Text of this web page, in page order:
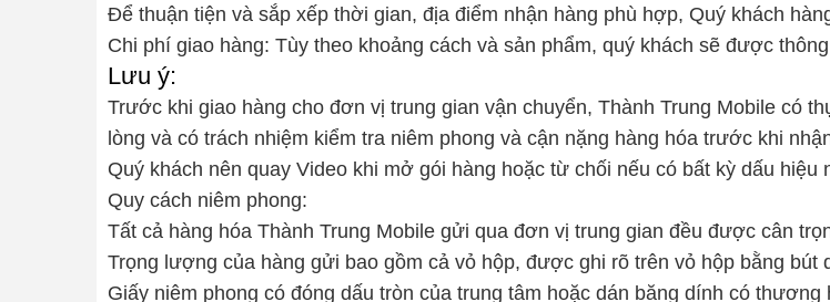
Để thuận tiện và sắp xếp thời gian, địa điểm nhận hàng phù hợp, Quý khách
Chi phí giao hàng: Tùy theo khoảng cách và sản phẩm, quý khách sẽ được
Lưu ý:
Trước khi giao hàng cho đơn vị trung gian vận chuyển, Thành Trung Mobile có
lòng và có trách nhiệm kiểm tra niêm phong và cận nặng hàng hóa trước khi
Quý khách nên quay Video khi mở gói hàng hoặc từ chối nếu có bất kỳ dấu
Quy cách niêm phong:
Tất cả hàng hóa Thành Trung Mobile gửi qua đơn vị trung gian đều được cân
Trọng lượng của hàng gửi bao gồm cả vỏ hộp, được ghi rõ trên vỏ hộp bằng bút
Giấy niêm phong có đóng dấu tròn của trung tâm hoặc dán băng dính có thương